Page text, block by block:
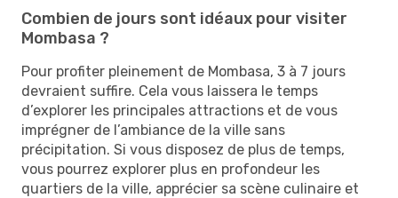
Combien de jours sont idéaux pour visiter
Mombasa ?
Pour profiter pleinement de Mombasa, 3 à 7 jours
devraient suffire. Cela vous laissera le temps
d’explorer les principales attractions et de vous
imprégner de l’ambiance de la ville sans
précipitation. Si vous disposez de plus de temps,
vous pourrez explorer plus en profondeur les
quartiers de la ville, apprécier sa scène culinaire et